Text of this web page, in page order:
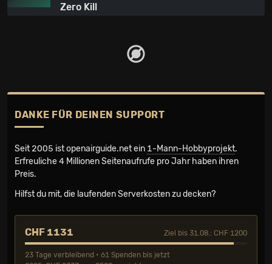
Zero Kill
DANKE FÜR DEINEN SUPPORT
Seit 2005 ist openairguide.net ein 1-Mann-Hobbyprojekt.
Erfreuliche 4 Millionen Seiten­aufrufe pro Jahr haben ihren
Preis.
Hilfst du mit, die laufenden Serverkosten zu decken?
CHF 1131 Ziel bis 31.08.: CHF 1200
23 Tage verbleibend • 61 Spenden bis jetzt